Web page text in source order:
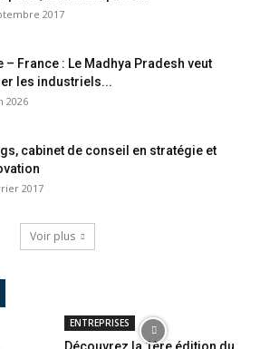
2017
– France : Le Madhya Pradesh veut
les industriels...
2026
cabinet de conseil en stratégie et
2017
Voir plus
ENTREPRISES